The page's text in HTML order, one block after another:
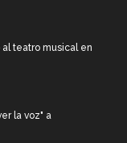
teatro musical en
la voz" a